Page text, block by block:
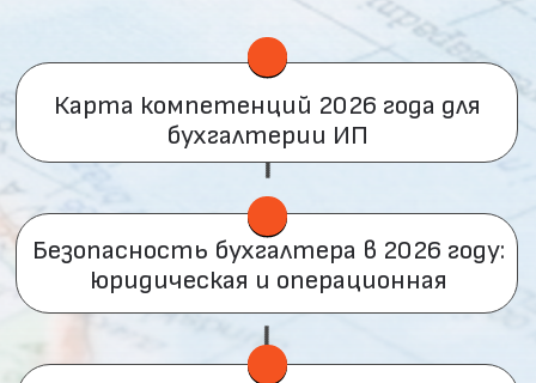
ПОСЛЕ ПРОХОЖДЕНИЯ
КУРСА ВЫ:
Пошаговый план роста
до 100-150 тыс. в месяц
бухгалтера, как формировать
структуру услуг, чтобы доход был
стабильным, а не разовым